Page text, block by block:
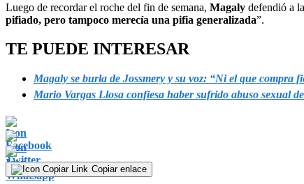
Luego de recordar el roche del fin de semana, Magaly defendió a
pifiado, pero tampoco merecía una pifia generalizada”.
TE PUEDE INTERESAR
Magaly se burla de Jossmery y su voz: “Ni el que compra
Mario Vargas Llosa confiesa haber sufrido abuso sexual
Copiar enlace